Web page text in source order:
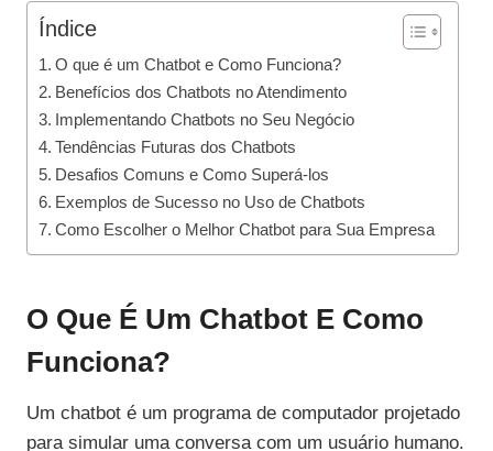
Índice
O que é um Chatbot e Como Funciona?
Benefícios dos Chatbots no Atendimento
Implementando Chatbots no Seu Negócio
Tendências Futuras dos Chatbots
Desafios Comuns e Como Superá-los
Exemplos de Sucesso no Uso de Chatbots
Como Escolher o Melhor Chatbot para Sua Empresa
O Que É Um Chatbot E Como
Funciona?
Um chatbot é um programa de computador projetado
para simular uma conversa com um usuário humano.